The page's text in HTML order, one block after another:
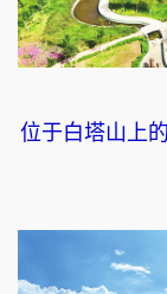
位于白塔山上